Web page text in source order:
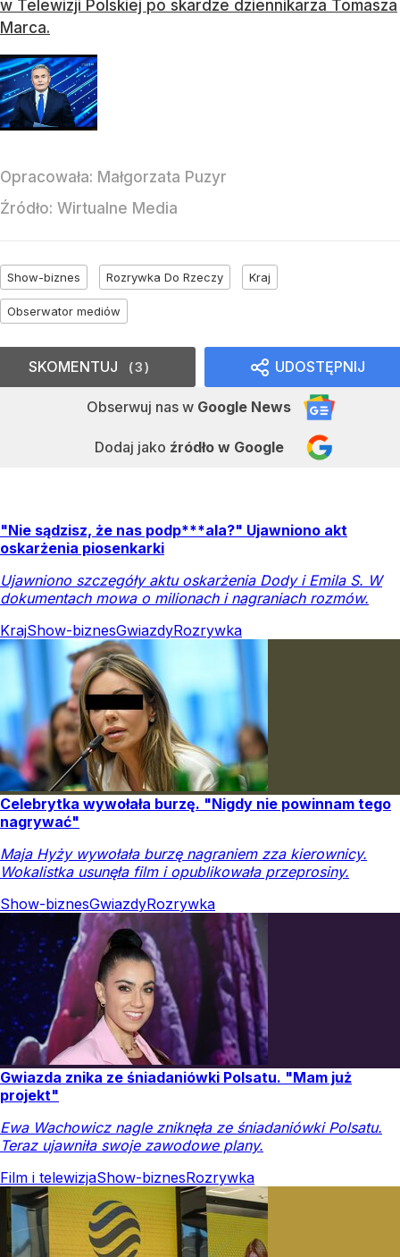
w Telewizji Polskiej po skardze dziennikarza Tomasza
Marca.
Opracowała: Małgorzata Puzyr
Źródło: Wirtualne Media
Show-biznes Rozrywka Do Rzeczy Kraj
Obserwator mediów
UDOSTĘPNIJ
Obserwuj nas w Google News
Dodaj jako źródło w Google
SKOMENTUJ 3
"Nie sądzisz, że nas podp***ala?" Ujawniono akt
oskarżenia piosenkarki
Ujawniono szczegóły aktu oskarżenia Dody i Emila S. W
dokumentach mowa o milionach i nagraniach rozmów.
KrajShow-biznesGwiazdyRozrywka
Celebrytka wywołała burzę. "Nigdy nie powinnam tego
nagrywać"
Maja Hyży wywołała burzę nagraniem zza kierownicy.
Wokalistka usunęła film i opublikowała przeprosiny.
Show-biznesGwiazdyRozrywka
Gwiazda znika ze śniadaniówki Polsatu. "Mam już
projekt"
Ewa Wachowicz nagle zniknęła ze śniadaniówki Polsatu.
Teraz ujawniła swoje zawodowe plany.
Film i telewizjaShow-biznesRozrywka